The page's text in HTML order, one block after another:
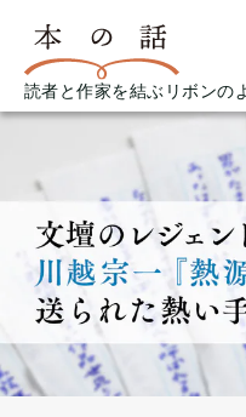
読者と作家を結ぶリボンの